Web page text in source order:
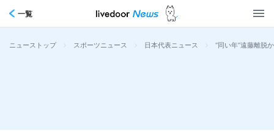
一覧
ニューストップ > スポーツニュース > 日本代表ニュース > “同い年”遠藤離脱